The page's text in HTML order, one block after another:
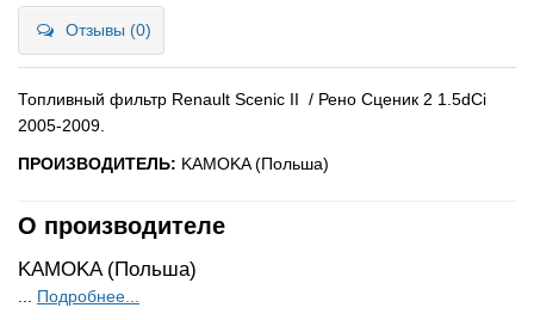
Отзывы (0)
Топливный фильтр Renault Scenic II / Рено Сценик 2 1.5dCi
2005-2009.
ПРОИЗВОДИТЕЛЬ: KAMOKA (Польша)
О производителе
KAMOKA (Польша)
Подробнее...